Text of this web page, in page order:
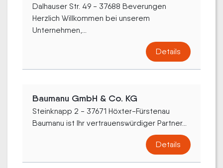
Dalhauser Str. 49 - 37688 Beverungen
Herzlich Willkommen bei unserem
Unternehmen,...
Details
Baumanu GmbH & Co. KG
Steinknapp 2 - 37671 Höxter-Fürstenau
Baumanu ist Ihr vertrauenswürdiger Partner...
Details